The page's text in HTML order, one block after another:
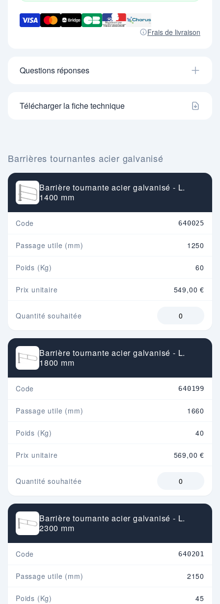
Frais de livraison
Questions réponses
Télécharger la fiche technique
Barrières tournantes acier galvanisé
Barrière tournante acier galvanisé - L.
1400 mm
Code 640025
Passage utile (mm) 1250
Poids (Kg) 60
Prix unitaire 549,00 €
Quantité souhaitée
Barrière tournante acier galvanisé - L.
1800 mm
Code 640199
Passage utile (mm) 1660
Poids (Kg) 40
Prix unitaire 569,00 €
Quantité souhaitée
Barrière tournante acier galvanisé - L.
2300 mm
Code 640201
Passage utile (mm) 2150
Poids (Kg) 45